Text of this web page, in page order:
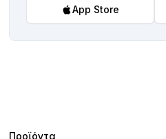
App Store
Προϊόντα